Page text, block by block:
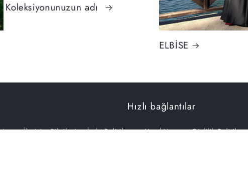
Koleksiyonunuzun adı
ELBİSE
Hızlı bağlantılar
Ara İletişim Bilgileri İade Politikası Yasal Uyarı Gizlilik Politikası